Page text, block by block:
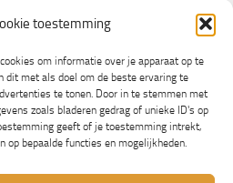
toestemming
om informatie over je apparaat op te
dit met als doel om de beste ervaring te
te tonen. Door in te stemmen met
zoals bladeren gedrag of unieke ID's op
geeft of je toestemming intrekt,
op bepaalde functies en mogelijkheden.